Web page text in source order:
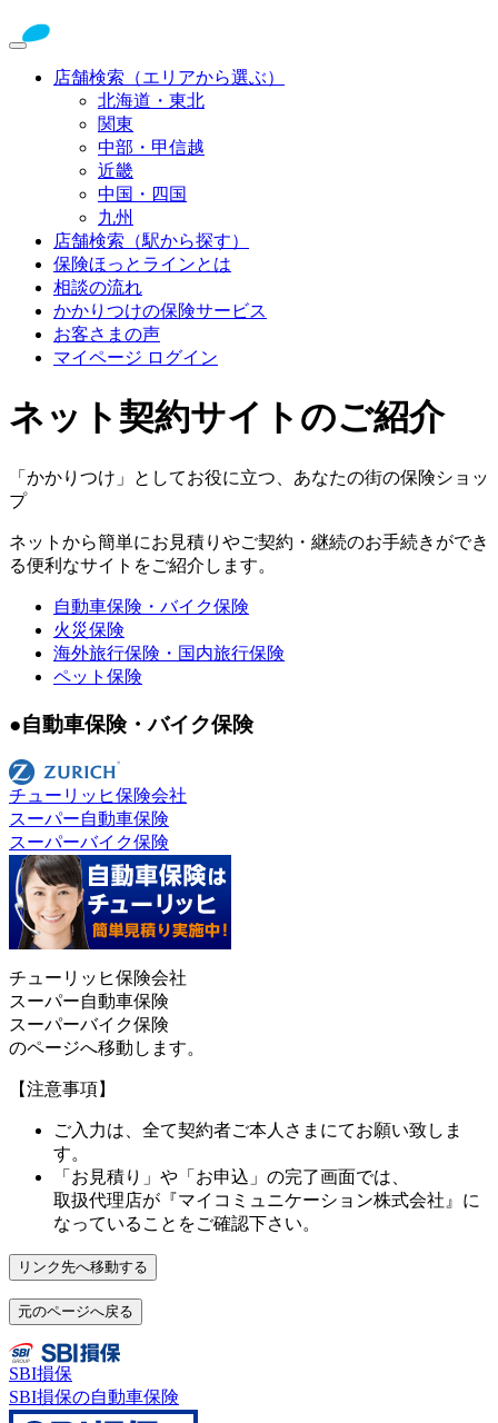
店舗検索（エリアから選ぶ）
北海道・東北
関東
中部・甲信越
近畿
中国・四国
九州
店舗検索（駅から探す）
保険ほっとラインとは
相談の流れ
かかりつけの保険サービス
お客さまの声
マイページ ログイン
ネット契約サイトのご紹介
「かかりつけ」としてお役に立つ、あなたの街の保険ショッ
プ
ネットから簡単にお見積りやご契約・継続のお手続きができ
る便利なサイトをご紹介します。
自動車保険・バイク保険
火災保険
海外旅行保険・国内旅行保険
ペット保険
●自動車保険・バイク保険
チューリッヒ保険会社
スーパー自動車保険
スーパーバイク保険
チューリッヒ保険会社
スーパー自動車保険
スーパーバイク保険
のページへ移動します。
【注意事項】
ご入力は、全て契約者ご本人さまにてお願い致しま
す。
「お見積り」や「お申込」の完了画面では、
取扱代理店が 『マイコミュニケーション株式会社』 に
なっていることをご確認下さい。
リンク先へ移動する
元のページへ戻る
SBI損保
SBI損保の自動車保険